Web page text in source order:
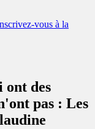
vous à la
ont des
pas : Les